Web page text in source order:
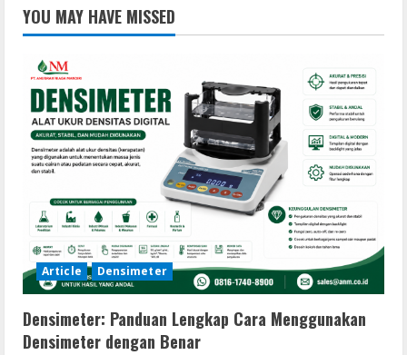
YOU MAY HAVE MISSED
Article Densimeter
Densimeter: Panduan Lengkap Cara Menggunakan
Densimeter dengan Benar